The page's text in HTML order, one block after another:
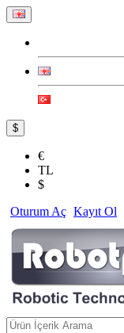
$
€
TL
$
Oturum Aç Kayıt Ol